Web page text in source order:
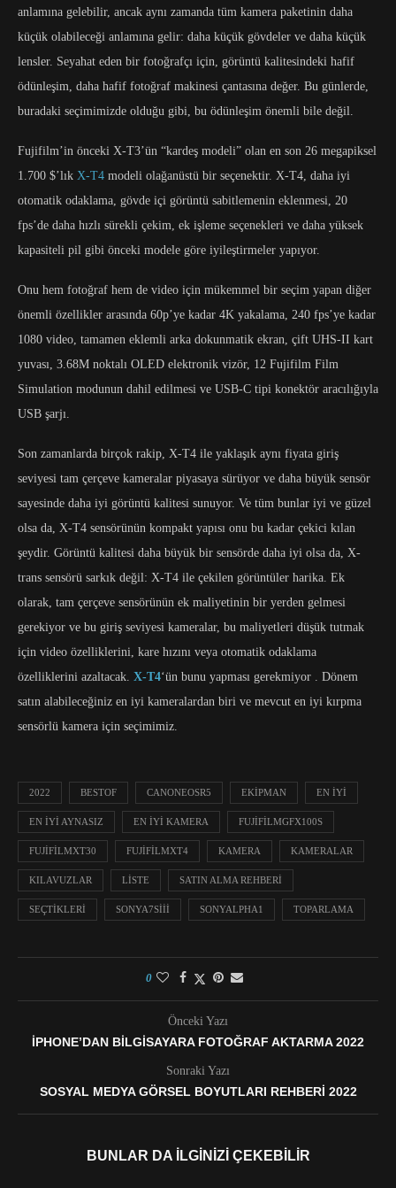
anlamına gelebilir, ancak aynı zamanda tüm kamera paketinin daha
küçük olabileceği anlamına gelir: daha küçük gövdeler ve daha küçük
lensler. Seyahat eden bir fotoğrafçı için, görüntü kalitesindeki hafif
ödünleşim, daha hafif fotoğraf makinesi çantasına değer. Bu günlerde,
buradaki seçimimizde olduğu gibi, bu ödünleşim önemli bile değil.
Fujifilm’in önceki X-T3’ün “kardeş modeli” olan en son 26 megapiksel
1.700 $’lık X-T4 modeli olağanüstü bir seçenektir. X-T4, daha iyi
otomatik odaklama, gövde içi görüntü sabitlemenin eklenmesi, 20
fps’de daha hızlı sürekli çekim, ek işleme seçenekleri ve daha yüksek
kapasiteli pil gibi önceki modele göre iyileştirmeler yapıyor.
Onu hem fotoğraf hem de video için mükemmel bir seçim yapan diğer
önemli özellikler arasında 60p’ye kadar 4K yakalama, 240 fps’ye kadar
1080 video, tamamen eklemli arka dokunmatik ekran, çift UHS-II kart
yuvası, 3.68M noktalı OLED elektronik vizör, 12 Fujifilm Film
Simulation modunun dahil edilmesi ve USB-C tipi konektör aracılığıyla
USB şarjı.
Son zamanlarda birçok rakip, X-T4 ile yaklaşık aynı fiyata giriş
seviyesi tam çerçeve kameralar piyasaya sürüyor ve daha büyük sensör
sayesinde daha iyi görüntü kalitesi sunuyor. Ve tüm bunlar iyi ve güzel
olsa da, X-T4 sensörünün kompakt yapısı onu bu kadar çekici kılan
şeydir. Görüntü kalitesi daha büyük bir sensörde daha iyi olsa da, X-
trans sensörü sarkık değil: X-T4 ile çekilen görüntüler harika. Ek
olarak, tam çerçeve sensörünün ek maliyetinin bir yerden gelmesi
gerekiyor ve bu giriş seviyesi kameralar, bu maliyetleri düşük tutmak
için video özelliklerini, kare hızını veya otomatik odaklama
özelliklerini azaltacak. X-T4‘ün bunu yapması gerekmiyor . Dönem
satın alabileceğiniz en iyi kameralardan biri ve mevcut en iyi kırpma
sensörlü kamera için seçimimiz.
2022 BESTOF CANONEOSR5 EKIPMAN EN IYI
EN IYI AYNASIZ EN IYI KAMERA FUJIFILMGFX100S
FUJIFILMXT30 FUJIFILMXT4 KAMERA KAMERALAR
KILAVUZLAR LISTE SATIN ALMA REHBERI
SEÇTIKLERI SONYA7SIII SONYALPHA1 TOPARLAMA
0
Önceki Yazı
IPHONE’DAN BILGISAYARA FOTOĞRAF AKTARMA 2022
Sonraki Yazı
SOSYAL MEDYA GÖRSEL BOYUTLARI REHBERI 2022
BUNLAR DA İLGINIZI ÇEKEBILIR